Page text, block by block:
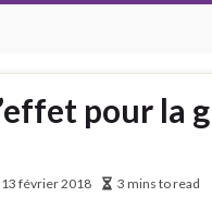
pour la
13 février 2018 3 mins to read